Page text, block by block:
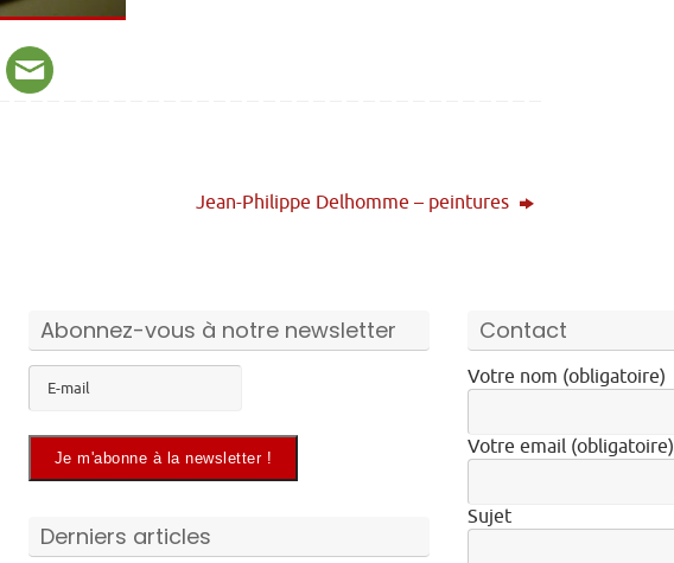
Jean-Philippe Delhomme – peintures
Abonnez-vous à notre newsletter
Derniers articles
Contact
Votre nom (obligatoire)
Votre email (obligatoire)
Sujet